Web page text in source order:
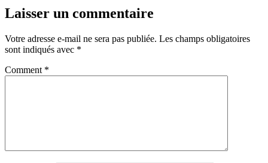
Laisser un commentaire
Votre adresse e-mail ne sera pas publiée. Les champs obligatoires
sont indiqués avec *
Comment *